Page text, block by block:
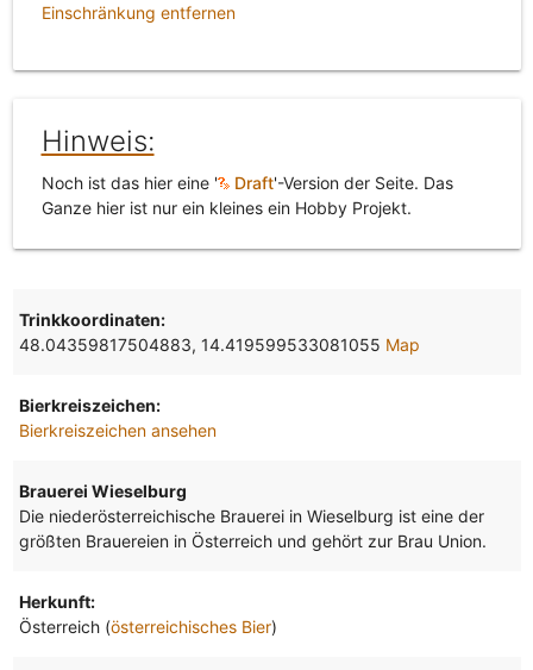
Einschränkung entfernen
Hinweis:
Noch ist das hier eine ' Draft'-Version der Seite. Das
Ganze hier ist nur ein kleines ein Hobby Projekt.
Trinkkoordinaten:
48.04359817504883, 14.419599533081055 Map
Bierkreiszeichen:
Bierkreiszeichen ansehen
Brauerei Wieselburg
Die niederösterreichische Brauerei in Wieselburg ist eine der
größten Brauereien in Österreich und gehört zur Brau Union.
Herkunft:
Österreich (österreichisches Bier)